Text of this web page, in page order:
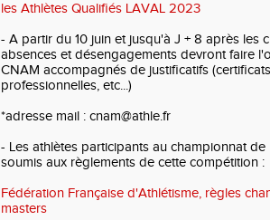
les Athlètes Qualifiés LAVAL 2023
- A partir du 10 juin et jusqu'à J + 8 après les
absences et désengagements devront faire
CNAM accompagnés de justificatifs
professionnelles, etc...)
*adresse mail : cnam@athle.fr
- Les athlètes participants au championnat de
soumis aux règlements de cette compétition :
Fédération Française d'Athlétisme, règles
masters